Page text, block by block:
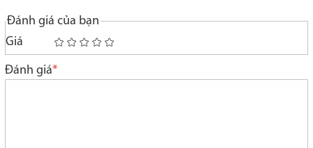
Đánh giá của bạn
Giá
1
star
2
stars
3
stars
4
stars
5
stars
Đánh giá